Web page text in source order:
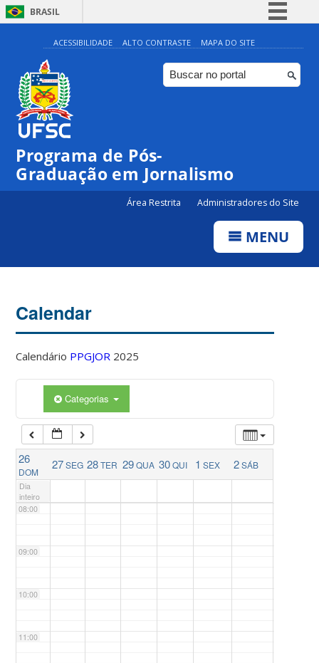
BRASIL
Simplifique!
Comunica BR
Participe
ACESSIBILIDADE ALTO CONTRASTE MAPA DO SITE
Programa de Pós-
Graduação em Jornalismo
Área Restrita Administradores do Site
MENU
Calendar
Calendário PPGJOR 2025
Categorias
26
DOM
27SEG 28TER 29QUA 30QUI 1 SEX 2SÁB
Dia
inteiro
00:00
05:00
06:00
07:00
08:00
09:00
10:00
11:00